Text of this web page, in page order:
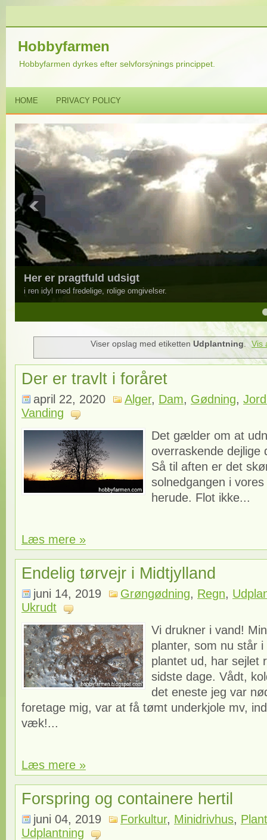
Hobbyfarmen
Hobbyfarmen dyrkes efter selvforsýnings princippet.
HOME PRIVACY POLICY
Her er pragtfuld udsigt
i ren idyl med fredelige, rolige omgivelser.
Viser opslag med etiketten Udplantning. Vis
Der er travlt i foråret
april 22, 2020 Alger, Dam, Gødning,
Vanding
Det gælder om at
overraskende dejlige
Så til aften er det
solnedgangen i
herude. Flot ikke...
Læs mere »
Endelig tørvejr i Midtjylland
juni 14, 2019 Grøngødning, Regn,
Ukrudt
Vi drukner i vand!
planter, som nu står
plantet ud, har sejlet
sidste dage. Vådt,
det eneste jeg var
foretage mig, var at få tømt underkjole mv,
væk!...
Læs mere »
Forspring og containere hertil
juni 04, 2019 Forkultur, Minidrivhus,
Udplantning